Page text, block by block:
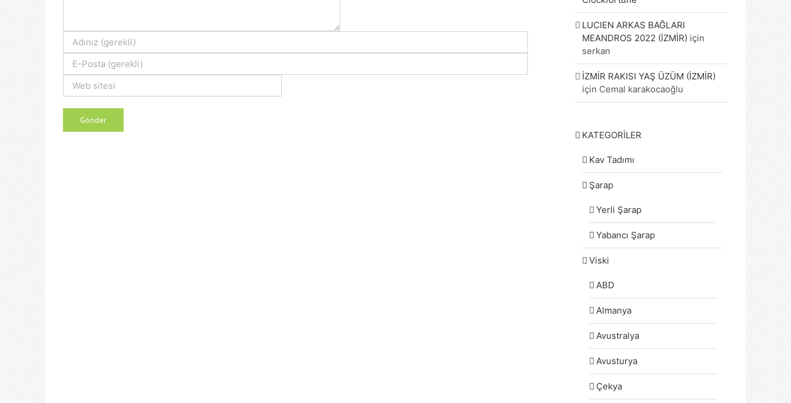
LUCIEN ARKAS BAĞLARI
MEANDROS 2022 (İZMİR) için
serkan
İZMİR RAKISI YAŞ ÜZÜM (İZMİR)
için Cemal karakocaoğlu
KATEGORİLER
Kav Tadımı
Şarap
Yerli Şarap
Yabancı Şarap
Viski
ABD
Almanya
Avustralya
Avusturya
Çekya